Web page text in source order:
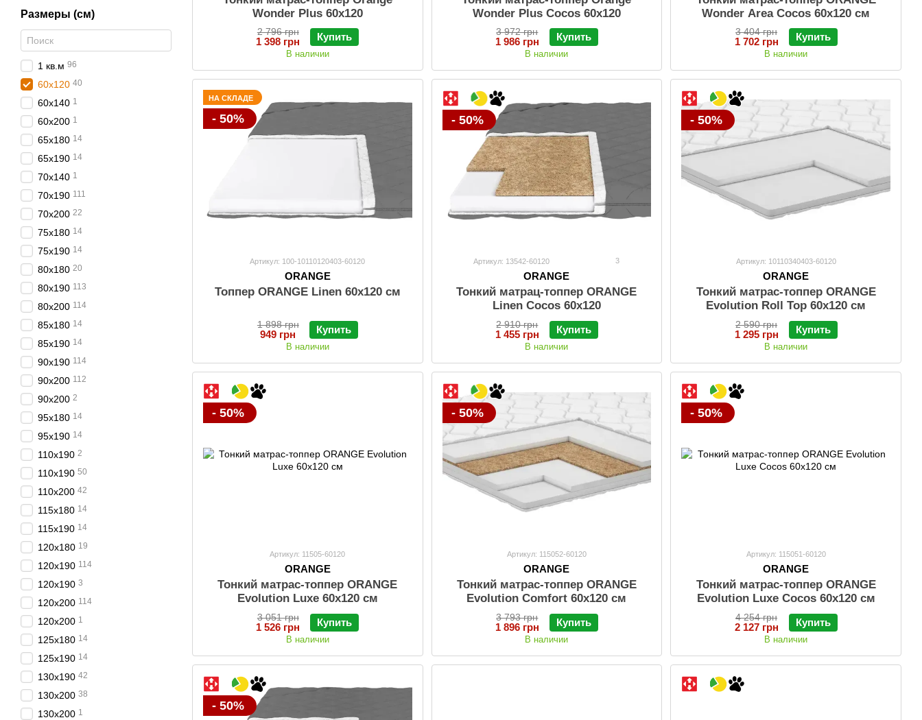
Wonder Plus 60x120
2 796 грн
1 398 грн Купить
В наличии
Wonder Plus Cocos 60x120
3 972 грн
1 986 грн Купить
В наличии
Wonder Area Cocos 60x120 см
3 404 грн
1 702 грн Купить
В наличии
НА СКЛАДЕ
- 50%
Артикул: 100-10110120403-60120
ORANGE
Топпер ORANGE Linen 60x120 см
1 898 грн
949 грн Купить
В наличии
- 50%
Артикул: 13542-60120 3
ORANGE
Тонкий матрац-топпер ORANGE
Linen Cocos 60x120
2 910 грн
1 455 грн Купить
В наличии
- 50%
Артикул: 10110340403-60120
ORANGE
Тонкий матраc-топпер ORANGE
Evolution Roll Top 60х120 см
2 590 грн
1 295 грн Купить
В наличии
- 50%
Артикул: 11505-60120
ORANGE
Тонкий матрас-топпер ORANGE
Evolution Luxe 60х120 см
3 051 грн
1 526 грн Купить
В наличии
- 50%
Артикул: 115052-60120
ORANGE
Тонкий матраc-топпер ORANGE
Evolution Comfort 60х120 см
3 793 грн
1 896 грн Купить
В наличии
- 50%
Артикул: 115051-60120
ORANGE
Тонкий матраc-топпер ORANGE
Evolution Luxe Cocos 60x120 см
4 254 грн
2 127 грн Купить
В наличии
- 50%
Размеры (см)
1 кв.м 96
60х120 40
60х140 1
60х200 1
65х180 14
65х190 14
70х140 1
70х190 111
70х200 22
75х180 14
75х190 14
80х180 20
80х190 113
80х200 114
85х180 14
85х190 14
90х190 114
90х200 112
90x200 2
95х180 14
95х190 14
110x190 2
110х190 50
110х200 42
115х180 14
115х190 14
120х180 19
120х190 114
120x190 3
120х200 114
120x200 1
125х180 14
125х190 14
130х190 42
130х200 38
130x200 1